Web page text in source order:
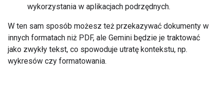
wykorzystania w aplikacjach podrzędnych.
W ten sam sposób możesz też przekazywać dokumenty w
innych formatach niż PDF, ale Gemini będzie je traktować
jako zwykły tekst, co spowoduje utratę kontekstu, np.
wykresów czy formatowania.